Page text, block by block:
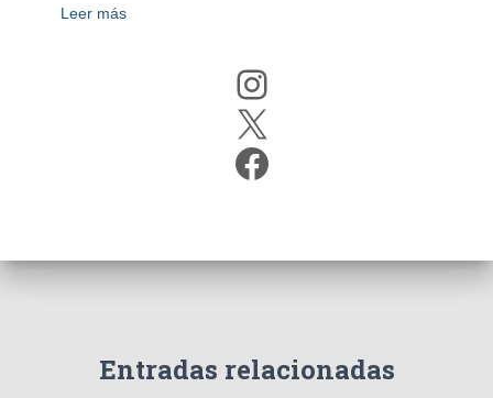
Leer más
Instagram
X
Facebook
Entradas relacionadas